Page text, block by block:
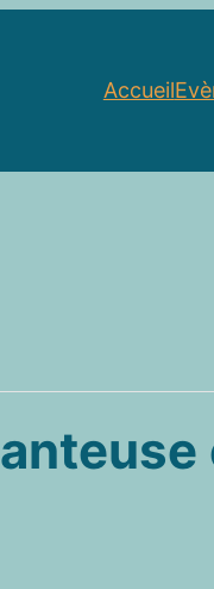
Accueil